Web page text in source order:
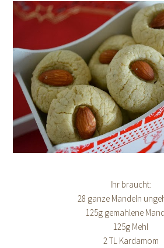
Ihr braucht:
28 ganze Mandeln
125g gemahlene
125g Mehl
2 TL Kardamom